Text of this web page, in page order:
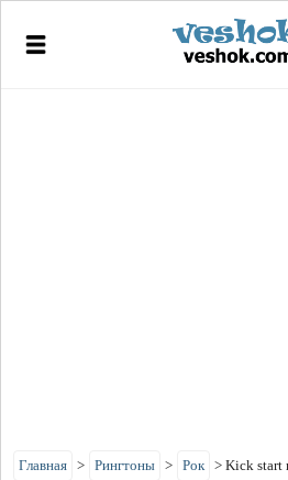
Главная > Рингтоны > Рок > Kick start